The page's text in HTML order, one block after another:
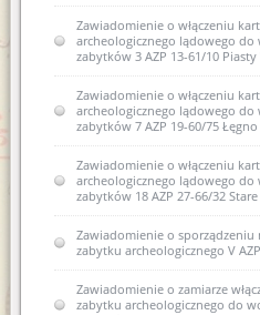
Zawiadomienie o włączeniu
archeologicznego lądowego
zabytków 3 AZP 13-61/10
Zawiadomienie o włączeniu
archeologicznego lądowego
zabytków 7 AZP 19-60/75 Łęgno
Zawiadomienie o włączeniu
archeologicznego lądowego
zabytków 18 AZP 27-66/32
Zawiadomienie o
zabytku archeologicznego V
Zawiadomienie o zamiarze
zabytku archeologicznego do